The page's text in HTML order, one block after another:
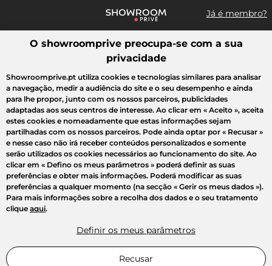
Já é membro?
Pesquisar uma marca, um artigo, uma venda...
Todas as vendas Moda Desporto Casa Criança Beleza
O showroomprive preocupa-se com a sua
privacidade
Showroomprive.pt utiliza cookies e tecnologias similares para analisar
a navegação, medir a audiência do site e o seu desempenho e ainda
para lhe propor, junto com os nossos parceiros, publicidades
adaptadas aos seus centros de interesse. Ao clicar em « Aceito », aceita
estes cookies e nomeadamente que estas informações sejam
partilhadas com os nossos parceiros. Pode ainda optar por « Recusar »
e nesse caso não irá receber conteúdos personalizados e somente
serão utilizados os cookies necessários ao funcionamento do site. Ao
clicar em « Defino os meus parâmetros » poderá definir as suas
preferências e obter mais informações. Poderá modificar as suas
preferências a qualquer momento (na secção « Gerir os meus dados »).
Para mais informações sobre a recolha dos dados e o seu tratamento
clique aqui.
Definir os meus parâmetros
Recusar